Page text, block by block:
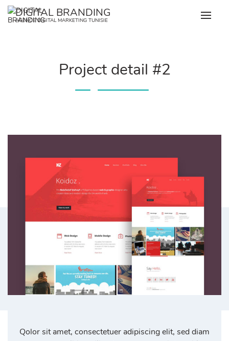
Skip
DIGITAL BRANDING
AGENCE DIGITAL MARKETING TUNISIE
Project detail #2
Qolor sit amet, consectetuer adipiscing elit, sed diam